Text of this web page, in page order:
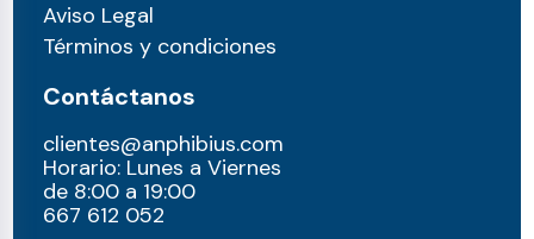
Aviso Legal
Términos y condiciones
Contáctanos
clientes@anphibius.com
Horario: Lunes a Viernes
de 8:00 a 19:00
667 612 052​